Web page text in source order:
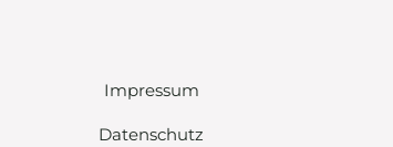
Impressum
Datenschutz